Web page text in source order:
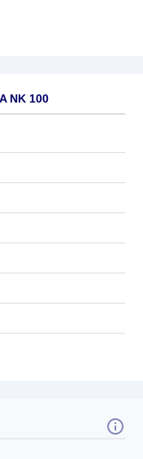
NK 100